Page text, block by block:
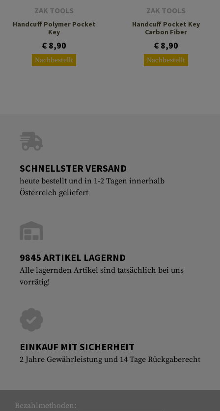
ZAK TOOLS
Handcuff Polymer Pocket
Key
€ 8,90
Nachbestellt
ZAK TOOLS
Handcuff Pocket Key
Carbon Fiber
€ 8,90
Nachbestellt
SCHNELLSTER VERSAND
heute bestellt und in 1-2 Tagen innerhalb
Österreich geliefert
9845 ARTIKEL LAGERND
Alle lagernden Artikel sind tatsächlich bei uns
vorrätig!
EINKAUF MIT SICHERHEIT
2 Jahre Gewährleistung und 14 Tage Rückgaberecht
Bezahlmethoden: